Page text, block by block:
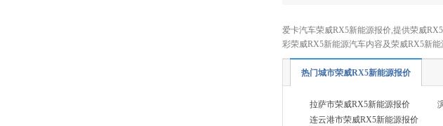
爱卡汽车荣威RX5新能源报价,提供荣威
彩荣威RX5新能源汽车内容及荣威RX5新能
热门城市荣威RX5新能源报价
拉萨市荣威RX5新能源报价
连云港市荣威RX5新能源报价